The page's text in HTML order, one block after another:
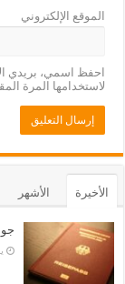
الموقع الإلكتروني
احفظ اسمي، بريدي
لاستخدامها المرة
الأخيرة الأشهر